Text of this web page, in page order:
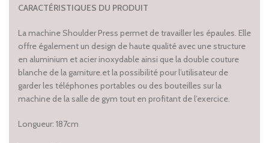
CARACTÉRISTIQUES DU PRODUIT
La machine Shoulder Press permet de travailler les épaules. Elle
offre également un design de haute qualité avec une structure
en aluminium et acier inoxydable ainsi que la double couture
blanche de la garniture.et la possibilité pour l’utilisateur de
garder les téléphones portables ou des bouteilles sur la
machine de la salle de gym tout en profitant de l’exercice.
Longueur: 187cm